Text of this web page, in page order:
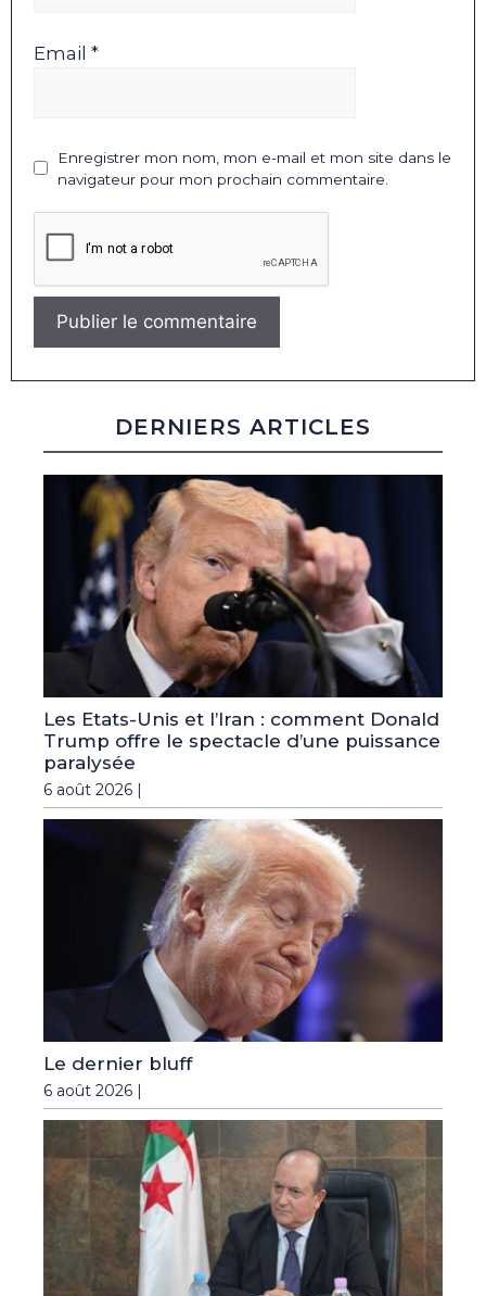
Email *
Enregistrer mon nom, mon e-mail et mon site dans le
navigateur pour mon prochain commentaire.
DERNIERS ARTICLES
Les Etats-Unis et l’Iran : comment Donald
Trump offre le spectacle d’une puissance
paralysée
6 août 2026 |
Le dernier bluff
6 août 2026 |